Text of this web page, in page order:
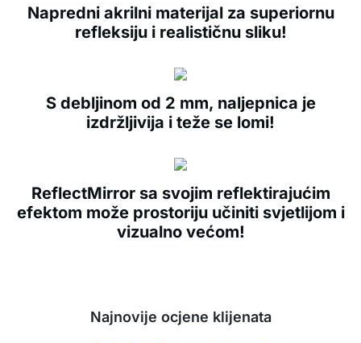
Napredni akrilni materijal za superiornu
refleksiju i realističnu sliku!
S debljinom od 2 mm, naljepnica je
izdržljivija i teže se lomi!
ReflectMirror sa svojim reflektirajućim
efektom može prostoriju učiniti svjetlijom i
vizualno većom!
Najnovije ocjene klijenata